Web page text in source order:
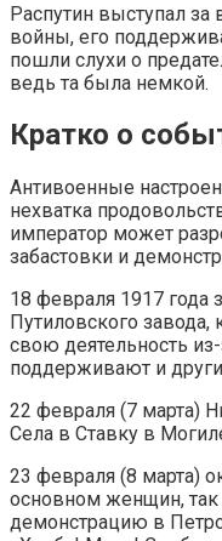
Распутин выступал
войны, его
пошли слухи о
ведь та была немкой.
Кратко о
Антивоенные
нехватка
император может
забастовки и
18 февраля 1917 года
Путиловского
свою деятельность
поддерживают и
22 февраля (7 марта)
Села в Ставку в
23 февраля (8 марта)
основном женщин,
демонстрацию в